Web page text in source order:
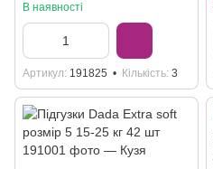
В наявності
Артикул 191825 Кількість 3